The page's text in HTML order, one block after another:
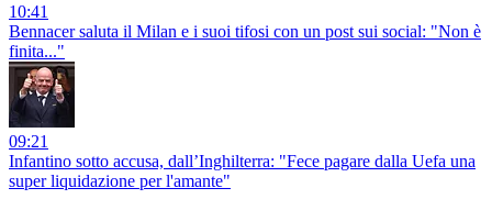
10:41
Bennacer saluta il Milan e i suoi tifosi con un post sui social: "Non è
finita..."
09:21
Infantino sotto accusa, dall’Inghilterra: "Fece pagare dalla Uefa una
super liquidazione per l'amante"